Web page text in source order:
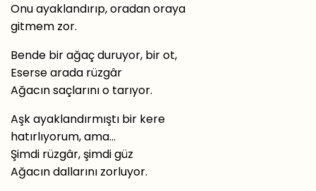
Onu ayaklandırıp, oradan oraya
gitmem zor.
Bende bir ağaç duruyor, bir ot,
Eserse arada rüzgâr
Ağacın saçlarını o tarıyor.
Aşk ayaklandırmıştı bir kere
hatırlıyorum, ama…
Şimdi rüzgâr, şimdi güz
Ağacın dallarını zorluyor.